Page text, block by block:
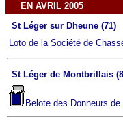
EN AVRIL 2005
St Léger sur Dheune (71)
Loto de la Société de
St Léger de Montbrillais
Belote des Donneurs de